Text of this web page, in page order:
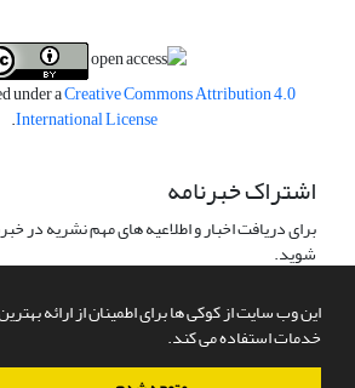
این وب سایت از کوکی ها برای اطمینان از ارائه
خدمات استفاده می کند.
under aCreative Commons Attribution 4.0
International License
.
اشتراک خبرنامه
برای دریافت اخبار و اطلاعیه های مهم نشریه در
شوید.